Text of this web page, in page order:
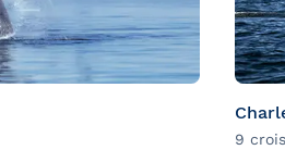
9